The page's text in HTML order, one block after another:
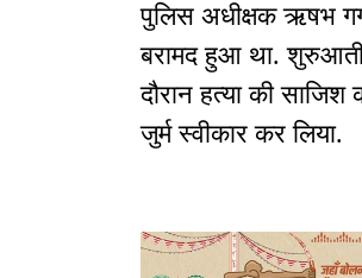
पुलिस अधीक्षक ऋषभ
बरामद हुआ था. शुरुआती
दौरान हत्या की
जुर्म स्वीकार कर लिया.